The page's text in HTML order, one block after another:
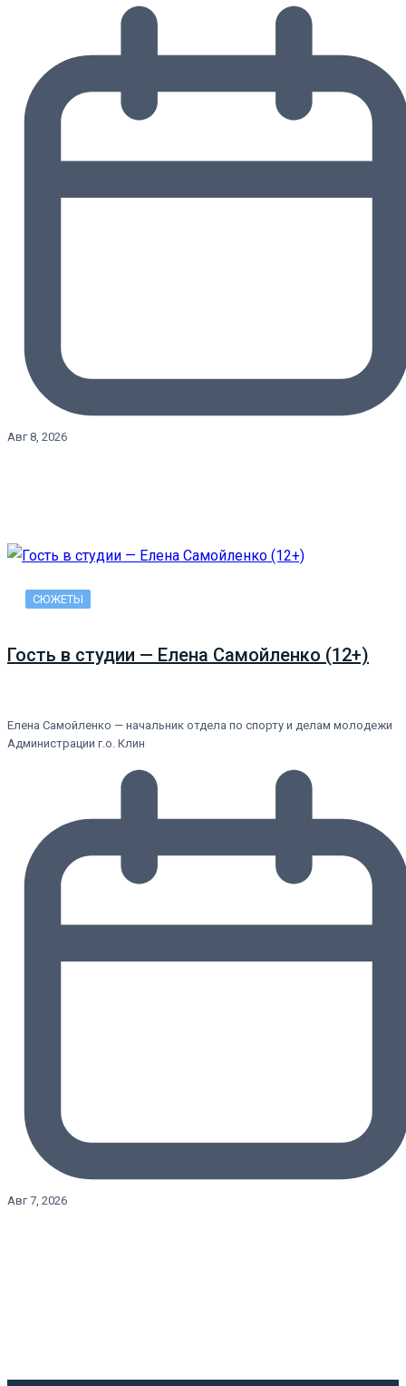
Авг 8, 2026
СЮЖЕТЫ
Гость в студии — Елена Самойленко (12+)
Елена Самойленко — начальник отдела по спорту и делам молодежи
Администрации г.о. Клин
Авг 7, 2026